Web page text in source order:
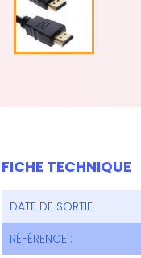
FICHE TECHNIQUE
DATE DE SORTIE :
RÉFÉRENCE :